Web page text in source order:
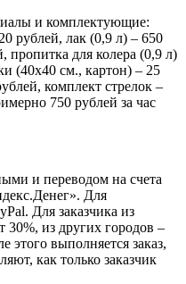
и комплектующие:
рублей, лак (0,9 л) – 650
пропитка для колера (0,9 л)
(40х40 см., картон) – 25
комплект стрелок –
750 рублей за час
и переводом на счета
Для
Для заказчика из
30%, из других городов –
этого выполняется заказ,
как только заказчик